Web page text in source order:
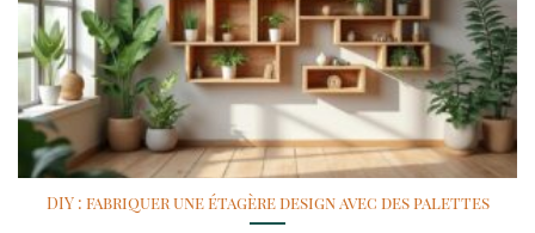
DIY : fabriquer une étagère design avec des palettes